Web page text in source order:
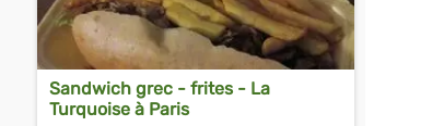
Sandwich grec - frites - La
Turquoise à Paris